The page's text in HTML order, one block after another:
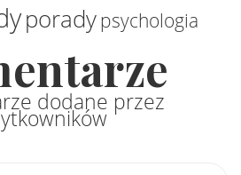
poradypsychologia
dodane przez